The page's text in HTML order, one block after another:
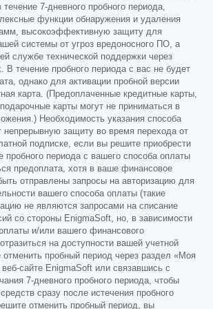
течение 7-дневного пробного периода,
функции обнаружения и удаления
высокоэффективную защиту для
системы от угроз вредоносного ПО, а
службе технической поддержки через
В течение пробного периода с вас не будет
однако для активации пробной версии
карта. (Предоплаченные кредитные карты,
карты могут не приниматься в
Необходимость указания способа
непрерывную защиту во время перехода от
подписке, если вы решите приобрести
пробного периода с вашего способа оплаты
предоплата, хотя в ваше финансовое
отправлены запросы на авторизацию для
вашего способа оплаты (такие
не являются запросами на списание
со стороны EnigmaSoft, но, в зависимости
и/или вашего финансового
на доступности вашей учетной
пробный период через раздел «Моя
веб-сайте EnigmaSoft или связавшись с
7-дневного пробного периода, чтобы
сразу после истечения пробного
отменить пробный период, вы